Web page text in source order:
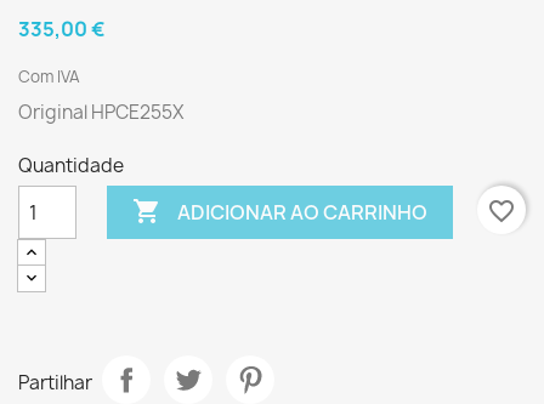
335,00 €
Com IVA
Original HPCE255X
Quantidade
 ADICIONAR AO CARRINHO favorite_border
Partilhar